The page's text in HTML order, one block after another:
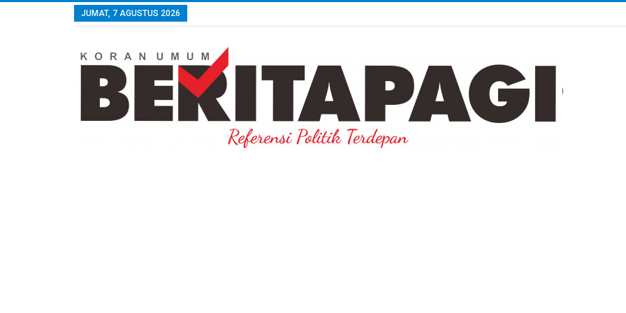
JUMAT, 7 AGUSTUS 2026